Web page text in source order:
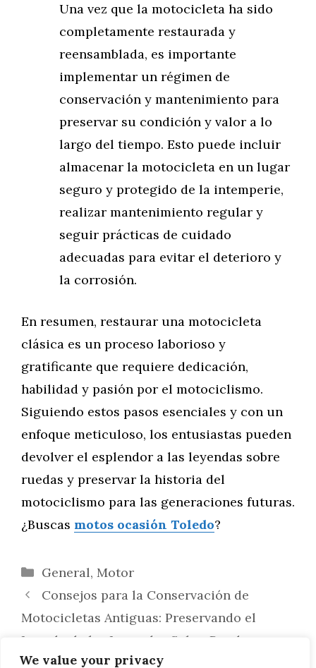
We value your privacy
Una vez que la motocicleta ha sido
completamente restaurada y
reensamblada, es importante
implementar un régimen de
conservación y mantenimiento para
preservar su condición y valor a lo
largo del tiempo. Esto puede incluir
almacenar la motocicleta en un lugar
seguro y protegido de la intemperie,
realizar mantenimiento regular y
seguir prácticas de cuidado
adecuadas para evitar el deterioro y
la corrosión.
En resumen, restaurar una motocicleta
clásica es un proceso laborioso y
gratificante que requiere dedicación,
habilidad y pasión por el motociclismo.
Siguiendo estos pasos esenciales y con un
enfoque meticuloso, los entusiastas pueden
devolver el esplendor a las leyendas sobre
ruedas y preservar la historia del
motociclismo para las generaciones futuras.
¿Buscas motos ocasión Toledo?
Categorías
General, Motor
Consejos para la Conservación de
Motocicletas Antiguas: Preservando el
Legado de las Leyendas Sobre Ruedas
Preparación para Competencias de